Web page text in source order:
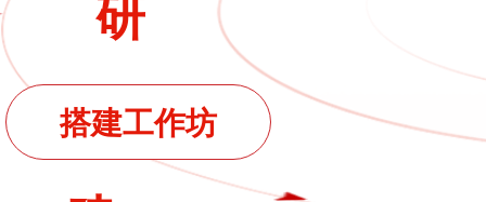
搭建工作坊
研